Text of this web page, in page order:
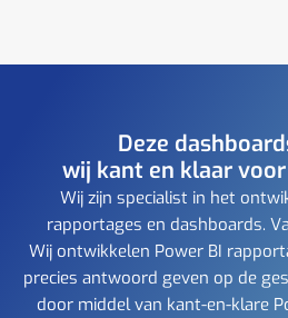
Deze
wij kant en klaar
Wij zijn specialist in het
rapportages en dashboards.
Wij ontwikkelen Power BI
precies antwoord geven op de
door middel van kant-en-klare